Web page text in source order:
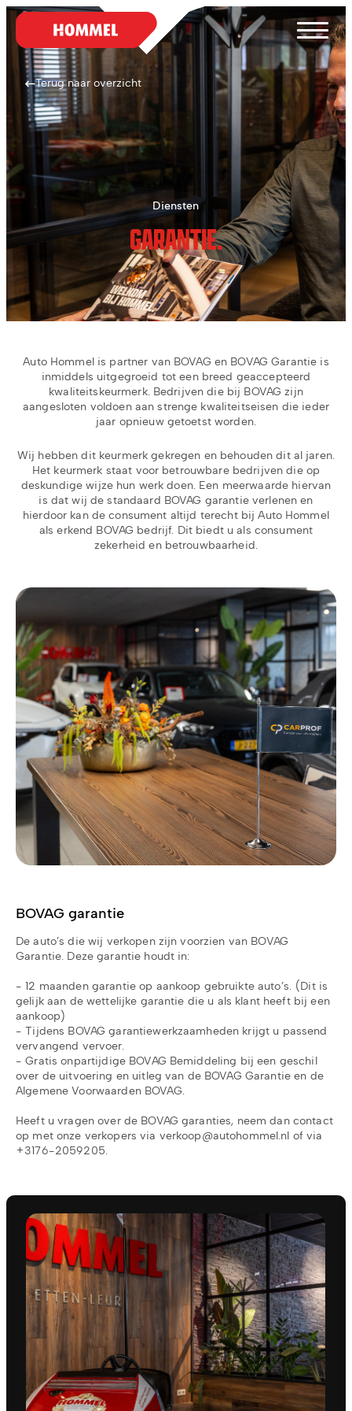
Terug naar overzicht
Diensten
GARANTIE.
Auto Hommel is partner van BOVAG en BOVAG Garantie is
inmiddels uitgegroeid tot een breed geaccepteerd
kwaliteitskeurmerk. Bedrijven die bij BOVAG zijn
aangesloten voldoen aan strenge kwaliteitseisen die ieder
jaar opnieuw getoetst worden.
Wij hebben dit keurmerk gekregen en behouden dit al jaren.
Het keurmerk staat voor betrouwbare bedrijven die op
deskundige wijze hun werk doen. Een meerwaarde hiervan
is dat wij de standaard BOVAG garantie verlenen en
hierdoor kan de consument altijd terecht bij Auto Hommel
als erkend BOVAG bedrijf. Dit biedt u als consument
zekerheid en betrouwbaarheid.
BOVAG garantie
De auto’s die wij verkopen zijn voorzien van BOVAG
Garantie. Deze garantie houdt in:
- 12 maanden garantie op aankoop gebruikte auto’s. (Dit is
gelijk aan de wettelijke garantie die u als klant heeft bij een
aankoop)
- Tijdens BOVAG garantiewerkzaamheden krijgt u passend
vervangend vervoer.
- Gratis onpartijdige BOVAG Bemiddeling bij een geschil
over de uitvoering en uitleg van de BOVAG Garantie en de
Algemene Voorwaarden BOVAG.
Heeft u vragen over de BOVAG garanties, neem dan contact
op met onze verkopers via verkoop@autohommel.nl of via
+3176-2059205.